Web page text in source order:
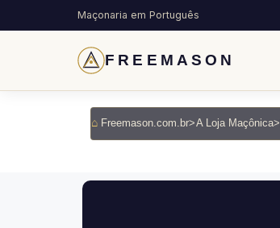
Maçonaria em Português
FREEMASON
Freemason.com.br>A Loja Maçônica>